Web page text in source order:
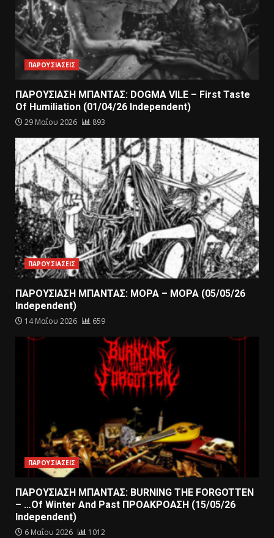
ΠΑΡΟΥΣΙΑΣΕΙΣ
ΠΑΡΟΥΣΙΑΣΗ ΜΠΑΝΤΑΣ: DOGMA VILE – First Taste
Of Humiliation (01/04/26 Independent)
29 Μαΐου 2026 893
ΠΑΡΟΥΣΙΑΣΕΙΣ
ΠΑΡΟΥΣΙΑΣΗ ΜΠΑΝΤΑΣ: ΜΟΡΑ – ΜΟΡΑ (05/05/26
Independent)
14 Μαΐου 2026 659
ΠΑΡΟΥΣΙΑΣΕΙΣ
ΠΑΡΟΥΣΙΑΣΗ ΜΠΑΝΤΑΣ: BURNING THE FORGOTTEN
– …Of Winter And Past ΠΡΟΑΚΡΟΑΣΗ (15/05/26
Independent)
6 Μαΐου 2026 1012